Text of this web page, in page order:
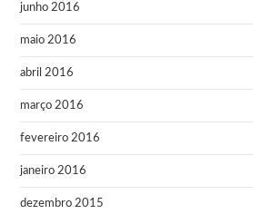
junho 2016
maio 2016
abril 2016
março 2016
fevereiro 2016
janeiro 2016
dezembro 2015